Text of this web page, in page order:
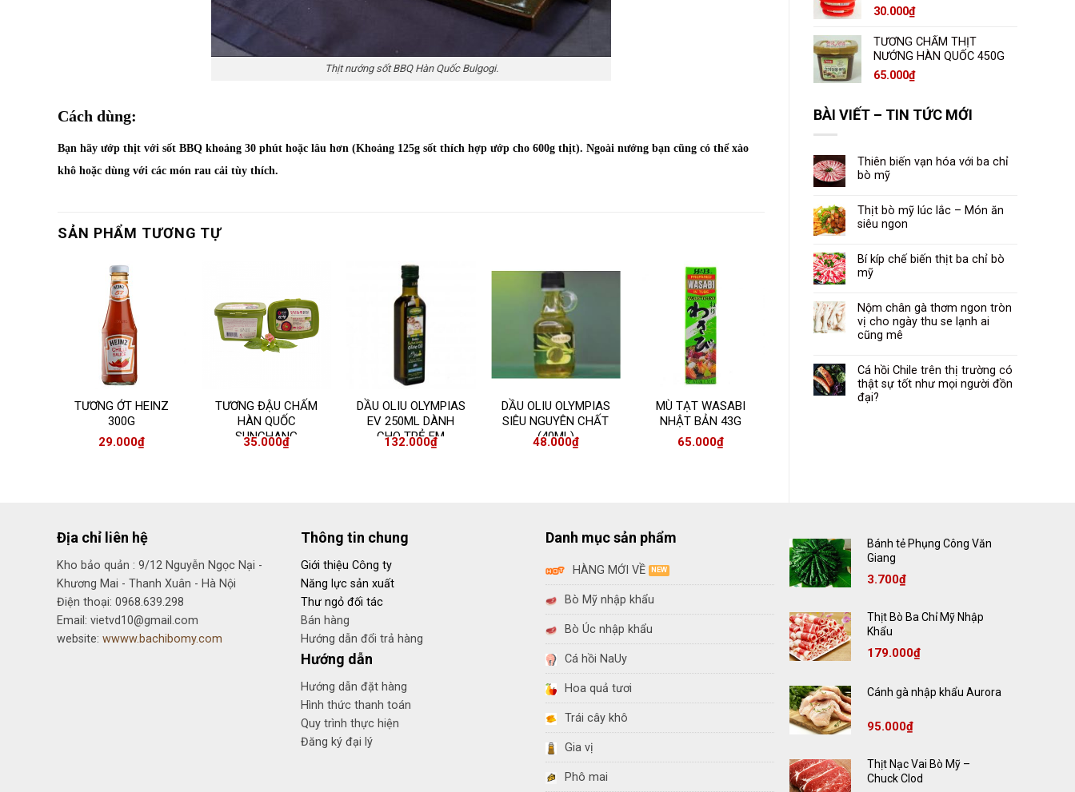
30.000₫
TƯƠNG CHẤM THỊT
NƯỚNG HÀN QUỐC 450G
65.000₫
BÀI VIẾT – TIN TỨC MỚI
Thiên biến vạn hóa với ba chỉ
bò mỹ
Thịt bò mỹ lúc lắc – Món ăn
siêu ngon
Bí kíp chế biến thịt ba chỉ bò
mỹ
Nộm chân gà thơm ngon tròn
vị cho ngày thu se lạnh ai
cũng mê
Cá hồi Chile trên thị trường có
thật sự tốt như mọi người đồn
đại?
Thịt nướng sốt BBQ Hàn Quốc Bulgogi.
Cách dùng:
Bạn hãy ướp thịt với sốt BBQ khoảng 30 phút hoặc lâu hơn (Khoảng 125g sốt thích hợp ướp cho 600g thịt). Ngoài nướng bạn cũng có thể xào
khô hoặc dùng với các món rau cải tùy thích.
SẢN PHẨM TƯƠNG TỰ
TƯƠNG ỚT HEINZ
300G
29.000₫
TƯƠNG ĐẬU CHẤM
HÀN QUỐC
SUNCHANG
200GRAM
35.000₫
DẦU OLIU OLYMPIAS
EV 250ML DÀNH
CHO TRẺ EM
132.000₫
DẦU OLIU OLYMPIAS
SIÊU NGUYÊN CHẤT
(40ML)
48.000₫
MÙ TẠT WASABI
NHẬT BẢN 43G
65.000₫
GIA VỊ LẨU THÁI
Địa chỉ liên hệ
Kho bảo quản : 9/12 Nguyễn Ngọc Nại -
Khương Mai - Thanh Xuân - Hà Nội
Điện thoại: 0968.639.298
Email: vietvd10@gmail.com
website: wwww.bachibomy.com
Thông tin chung
Giới thiệu Công ty
Năng lực sản xuất
Thư ngỏ đối tác
Bán hàng
Hướng dẫn đổi trả hàng
Hướng dẫn
Hướng dẫn đặt hàng
Hình thức thanh toán
Quy trình thực hiện
Đăng ký đại lý
Danh mục sản phẩm
HÀNG MỚI VỀ
Bò Mỹ nhập khẩu
Bò Úc nhập khẩu
Cá hồi NaUy
Hoa quả tươi
Trái cây khô
Gia vị
Phô mai
Bánh tẻ Phụng Công Văn
Giang
3.700₫
Thịt Bò Ba Chỉ Mỹ Nhập
Khẩu
179.000₫
Cánh gà nhập khẩu Aurora
95.000₫
Thịt Nạc Vai Bò Mỹ –
Chuck Clod